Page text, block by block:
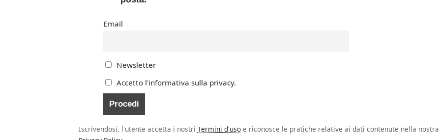
Email
Newsletter
Accetto l'informativa sulla privacy.
Iscrivendosi, l'utente accetta i nostri Termini d'usoe riconosce le pratiche relative ai dati contenute nella nostra